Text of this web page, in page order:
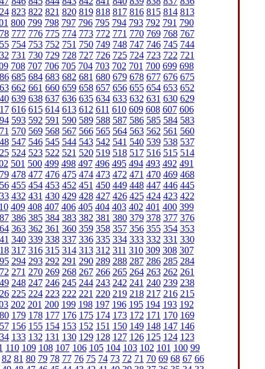
823 822 821 820 819 818 817 816 815 814 813
800 799 798 797 796 795 794 793 792 791 790
777 776 775 774 773 772 771 770 769 768 767
754 753 752 751 750 749 748 747 746 745 744
731 730 729 728 727 726 725 724 723 722 721
708 707 706 705 704 703 702 701 700 699 698
685 684 683 682 681 680 679 678 677 676 675
662 661 660 659 658 657 656 655 654 653 652
639 638 637 636 635 634 633 632 631 630 629
616 615 614 613 612 611 610 609 608 607 606
593 592 591 590 589 588 587 586 585 584 583
570 569 568 567 566 565 564 563 562 561 560
547 546 545 544 543 542 541 540 539 538 537
524 523 522 521 520 519 518 517 516 515 514
501 500 499 498 497 496 495 494 493 492 491
478 477 476 475 474 473 472 471 470 469 468
455 454 453 452 451 450 449 448 447 446 445
432 431 430 429 428 427 426 425 424 423 422
409 408 407 406 405 404 403 402 401 400 399
386 385 384 383 382 381 380 379 378 377 376
363 362 361 360 359 358 357 356 355 354 353
340 339 338 337 336 335 334 333 332 331 330
317 316 315 314 313 312 311 310 309 308 307
294 293 292 291 290 289 288 287 286 285 284
271 270 269 268 267 266 265 264 263 262 261
248 247 246 245 244 243 242 241 240 239 238
225 224 223 222 221 220 219 218 217 216 215
202 201 200 199 198 197 196 195 194 193 192
179 178 177 176 175 174 173 172 171 170 169
156 155 154 153 152 151 150 149 148 147 146
133 132 131 130 129 128 127 126 125 124 123
110 109 108 107 106 105 104 103 102 101 100 99
82 81 80 79 78 77 76 75 74 73 72 71 70 69 68 67 66